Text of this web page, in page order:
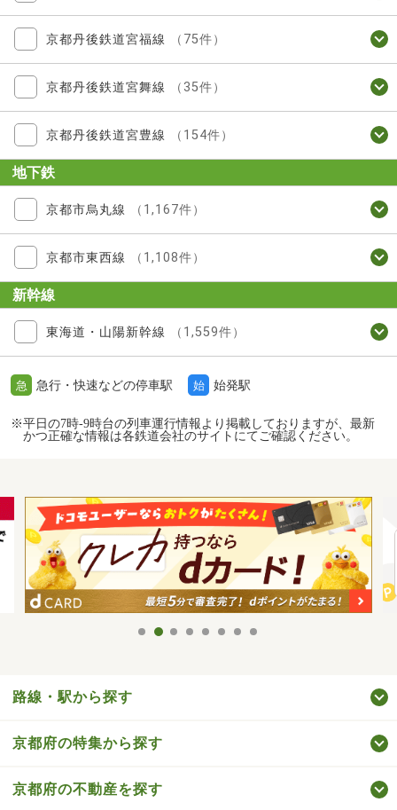
京都丹後鉄道宮福線 （75件）
京都丹後鉄道宮舞線 （35件）
京都丹後鉄道宮豊線 （154件）
地下鉄
京都市烏丸線 （1,167件）
京都市東西線 （1,108件）
新幹線
東海道・山陽新幹線 （1,559件）
急 急行・快速などの停車駅 始 始発駅
※平日の7時-9時台の列車運行情報より掲載しておりますが、最新
かつ正確な情報は各鉄道会社のサイトにてご確認ください。
路線・駅から探す
京都府の特集から探す
京都府の不動産を探す